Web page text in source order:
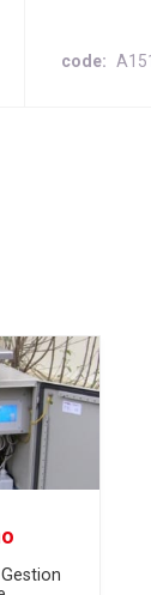
code
Gestion